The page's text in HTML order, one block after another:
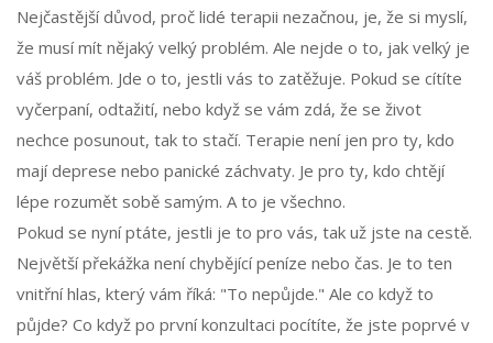
Nejčastější důvod, proč lidé terapii nezačnou, je, že si myslí,
že musí mít nějaký velký problém. Ale nejde o to, jak velký je
váš problém. Jde o to, jestli vás to zatěžuje. Pokud se cítíte
vyčerpaní, odtažití, nebo když se vám zdá, že se život
nechce posunout, tak to stačí. Terapie není jen pro ty, kdo
mají deprese nebo panické záchvaty. Je pro ty, kdo chtějí
lépe rozumět sobě samým. A to je všechno.
Pokud se nyní ptáte, jestli je to pro vás, tak už jste na cestě.
Největší překážka není chybějící peníze nebo čas. Je to ten
vnitřní hlas, který vám říká: "To nepůjde." Ale co když to
půjde? Co když po první konzultaci pocítíte, že jste poprvé v